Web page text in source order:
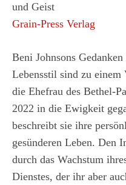
und Geist
Grain-Press Verlag
Beni Johnsons
Lebensstil sind zu einem
die Ehefrau des Bethel-
2022 in die Ewigkeit
beschreibt sie ihre
gesünderen Leben. Den
durch das Wachstum
Dienstes, der ihr aber